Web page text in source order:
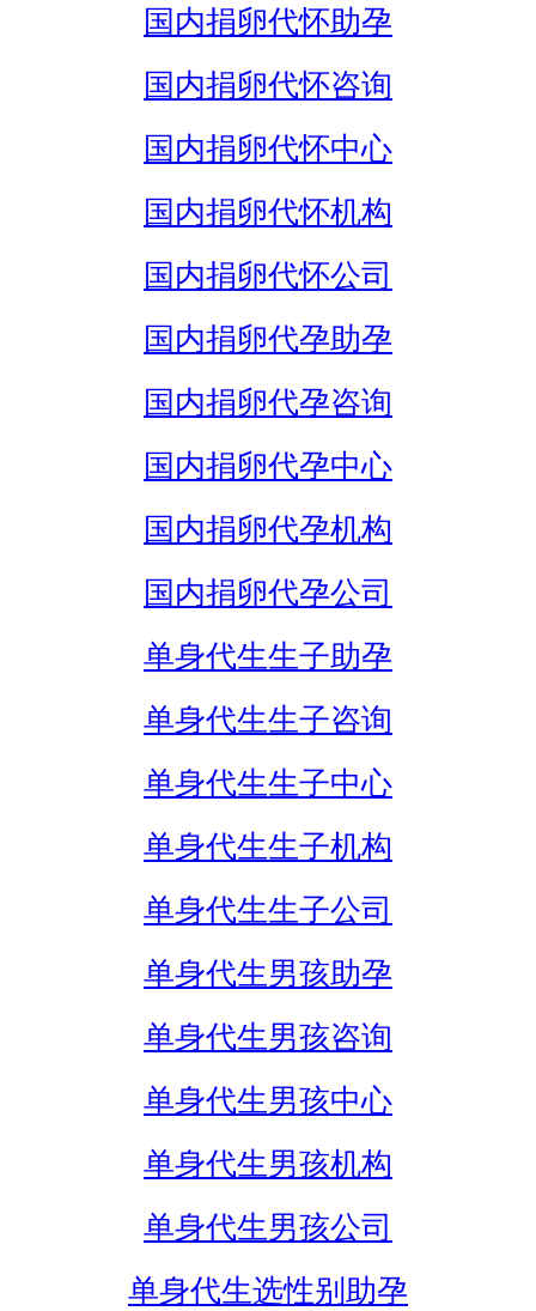
国内捐卵代怀助孕
国内捐卵代怀咨询
国内捐卵代怀中心
国内捐卵代怀机构
国内捐卵代怀公司
国内捐卵代孕助孕
国内捐卵代孕咨询
国内捐卵代孕中心
国内捐卵代孕机构
国内捐卵代孕公司
单身代生生子助孕
单身代生生子咨询
单身代生生子中心
单身代生生子机构
单身代生生子公司
单身代生男孩助孕
单身代生男孩咨询
单身代生男孩中心
单身代生男孩机构
单身代生男孩公司
单身代生选性别助孕